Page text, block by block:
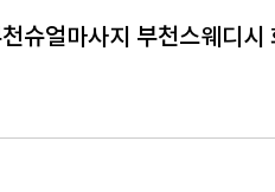
슈얼마사지 부천스웨디시